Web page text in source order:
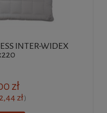
INTER-WIDEX
zł
zł)